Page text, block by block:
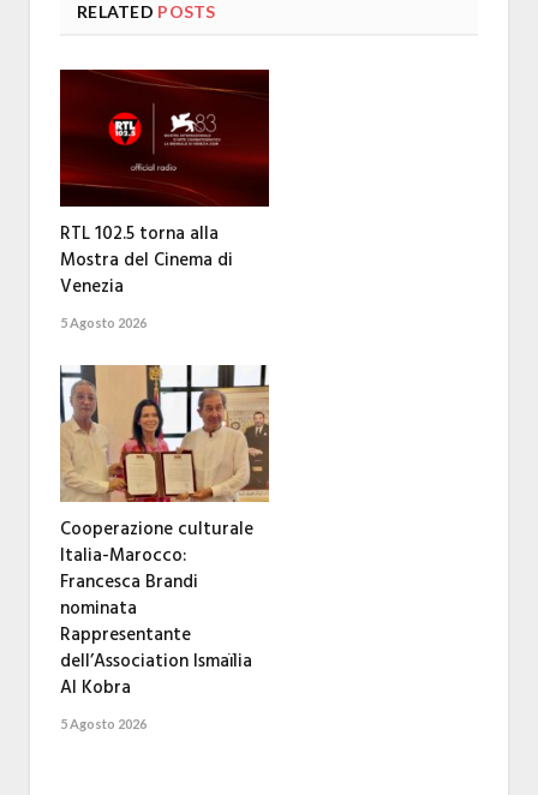
RELATED POSTS
RTL 102.5 torna alla
Mostra del Cinema di
Venezia
5 Agosto 2026
Cooperazione culturale
Italia-Marocco:
Francesca Brandi
nominata
Rappresentante
dell’Association Ismaïlia
Al Kobra
5 Agosto 2026